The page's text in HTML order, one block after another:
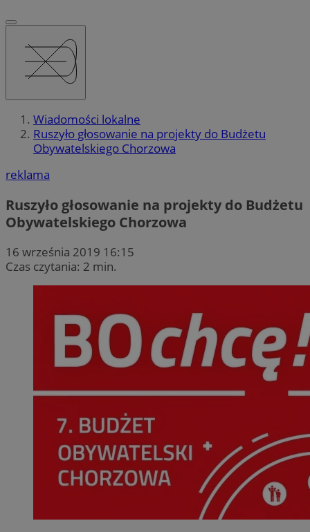
Wiadomości lokalne
Ruszyło głosowanie na projekty do Budżetu
Obywatelskiego Chorzowa
reklama
Ruszyło głosowanie na projekty do Budżetu
Obywatelskiego Chorzowa
16 września 2019 16:15
Czas czytania: 2 min.